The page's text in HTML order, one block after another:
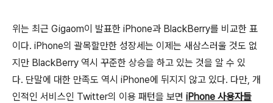
위는 최근 Gigaom이 발표한 iPhone과 BlackBerry를 비교한 표
이다. iPhone의 괄목할만한 성장세는 이제는 새삼스러울 것도 없
지만 BlackBerry 역시 꾸준한 상승을 하고 있는 것을 알 수 있
다. 단말에 대한 만족도 역시 iPhone에 뒤지지 않고 있다. 다만, 개
인적인 서비스인 Twitter의 이용 패턴을 보면 iPhone 사용자들